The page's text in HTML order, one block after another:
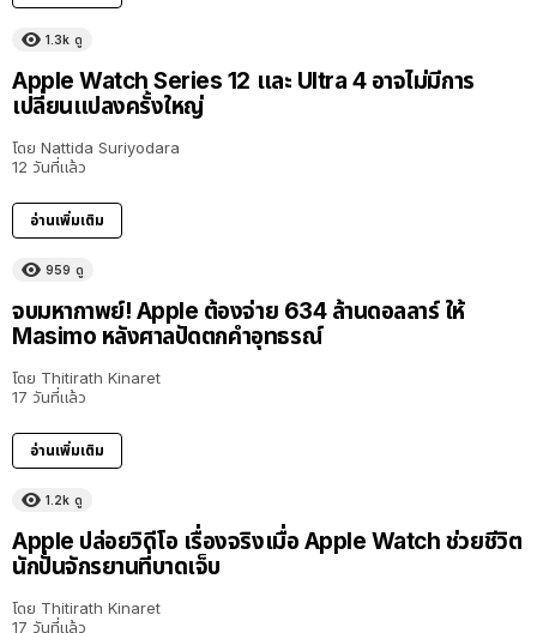
1.3k ดู
Apple Watch Series 12 และ Ultra 4 อาจไม่มีการ
เปลี่ยนแปลงครั้งใหญ่
โดย Nattida Suriyodara
12 วันที่แล้ว
อ่านเพิ่มเติม
959 ดู
จบมหากาพย์! Apple ต้องจ่าย 634 ล้านดอลลาร์ ให้
Masimo หลังศาลปัดตกคำอุทธรณ์
โดย Thitirath Kinaret
17 วันที่แล้ว
อ่านเพิ่มเติม
1.2k ดู
Apple ปล่อยวิดีโอ เรื่องจริงเมื่อ Apple Watch ช่วยชีวิต
นักปั่นจักรยานที่บาดเจ็บ
โดย Thitirath Kinaret
17 วันที่แล้ว